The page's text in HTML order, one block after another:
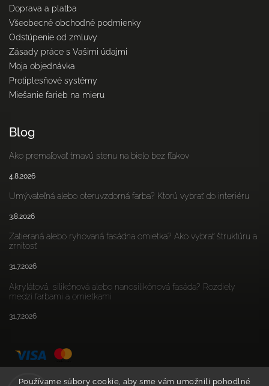
Používame súbory cookie, aby sme vám umožnili pohodlné
Doprava a platba
Všeobecné obchodné podmienky
Odstúpenie od zmluvy
Zásady práce s Vašimi údajmi
Moja objednávka
Protiplesňové systémy
Miešanie farieb na mieru
Blog
Ako premaľovať tmavú stenu na bielo bez fľakov
4.8.2026
Umývateľná alebo oteruvzdorná farba? Ktorú vybrať do interiéru
3.8.2026
Zatieraná alebo ryhovaná fasádna omietka? Ako vybrať štruktúru a
zrnitosť
31.7.2026
Akrylátová, silikónová alebo nanosilikónová fasáda? Rozdiely
medzi farbami a omietkami
31.7.2026